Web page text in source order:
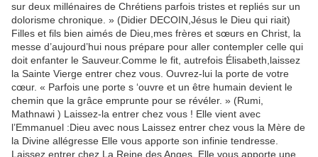
sur deux millénaires de Chrétiens parfois tristes et repliés sur un
dolorisme chronique. » (Didier DECOIN,Jésus le Dieu qui riait)
Filles et fils bien aimés de Dieu,mes frères et sœurs en Christ, la
messe d’aujourd’hui nous prépare pour aller contempler celle qui
doit enfanter le Sauveur.Comme le fit, autrefois Élisabeth,laissez
la Sainte Vierge entrer chez vous. Ouvrez-lui la porte de votre
cœur. « Parfois une porte s ‘ouvre et un être humain devient le
chemin que la grâce emprunte pour se révéler. » (Rumi,
Mathnawi ) Laissez-la entrer chez vous ! Elle vient avec
l’Emmanuel :Dieu avec nous Laissez entrer chez vous la Mère de
la Divine allégresse Elle vous apporte son infinie tendresse.
Laissez entrer chez La Reine des Anges. Elle vous apporte une